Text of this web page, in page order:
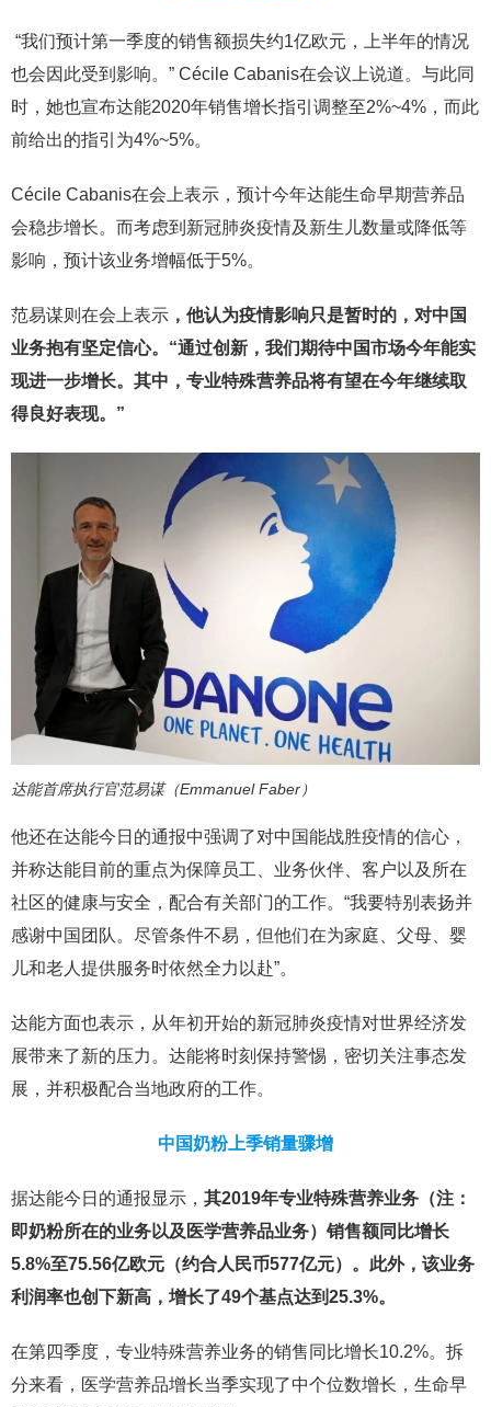
“我们预计第一季度的销售额损失约1亿欧元，上半年的情况
也会因此受到影响。” Cécile Cabanis在会议上说道。与此同
时，她也宣布达能2020年销售增长指引调整至2%~4%，而此
前给出的指引为4%~5%。
Cécile Cabanis在会上表示，预计今年达能生命早期营养品
会稳步增长。而考虑到新冠肺炎疫情及新生儿数量或降低等
影响，预计该业务增幅低于5%。
范易谋则在会上表示 ，他认为疫情影响只是暂时的，对中国
业务抱有坚定信心。“通过创新，我们期待中国市场今年能实
现进一步增长。其中，专业特殊营养品将有望在今年继续取
得良好表现。”
达能首席执行官范易谋（Emmanuel Faber）
他还在达能今日的通报中强调了对中国能战胜疫情的信心，
并称达能目前的重点为保障员工、业务伙伴、客户以及所在
社区的健康与安全，配合有关部门的工作。“我要特别表扬并
感谢中国团队。尽管条件不易，但他们在为家庭、父母、婴
儿和老人提供服务时依然全力以赴”。
达能方面也表示，从年初开始的新冠肺炎疫情对世界经济发
展带来了新的压力。达能将时刻保持警惕，密切关注事态发
展，并积极配合当地政府的工作。
中国奶粉上季销量骤增
据达能今日的通报显示， 其2019年专业特殊营养业务（注：
即奶粉所在的业务以及医学营养品业务）销售额同比增长
5.8%至75.56亿欧元（约合人民币577亿元）。 此外，该业务
利润率也创下新高，增长了49个基点达到25.3%。
在第四季度，专业特殊营养业务的销售同比增长10.2%。拆
分来看，医学营养品增长当季实现了中个位数增长，生命早